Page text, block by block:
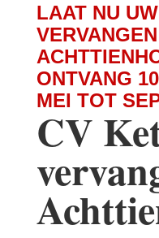
LAAT NU
VERVANGEN
ONTVANG
MEI TOT
CV